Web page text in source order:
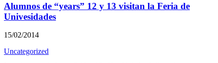
Alumnos de “years” 12 y 13 visitan la Feria de
Univesidades
15/02/2014
Uncategorized